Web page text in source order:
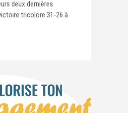
deux dernières
tricolore 31-26 à